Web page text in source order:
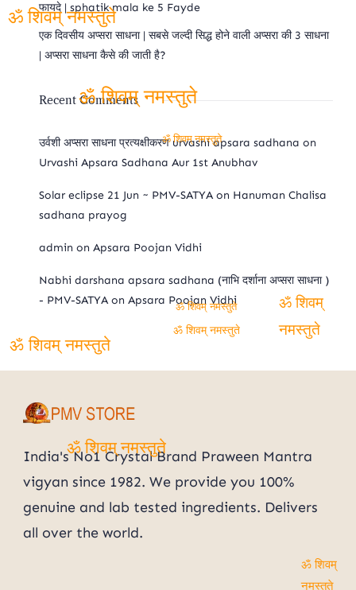
फायदे | sphatik mala ke 5 Fayde
एक दिवसीय अप्सरा साधना | सबसे जल्दी सिद्ध होने वाली अप्सरा की 3 साधना
| अप्सरा साधना कैसे की जाती है?
Recent Comments
उर्वशी अप्सरा साधना प्रत्यक्षीकरण urvashi apsara sadhana on
Urvashi Apsara Sadhana Aur 1st Anubhav
Solar eclipse 21 Jun ~ PMV-SATYA on Hanuman Chalisa
sadhana prayog
admin on Apsara Poojan Vidhi
Nabhi darshana apsara sadhana (नाभि दर्शाना अप्सरा साधना )
- PMV-SATYA on Apsara Poojan Vidhi
India's No1 Crystal Brand Praween Mantra
vigyan since 1982. We provide you 100%
genuine and lab tested ingredients. Delivers
all over the world.
ॐ शिवम् नमस्तुते
ॐ शिवम् नमस्तुते
ॐ शिवम्
ॐ शिवम् नमस्तुते
ॐ शिवम् नमस्तुते
ॐ शिवम् नमस्तुते
ॐ शिवम्